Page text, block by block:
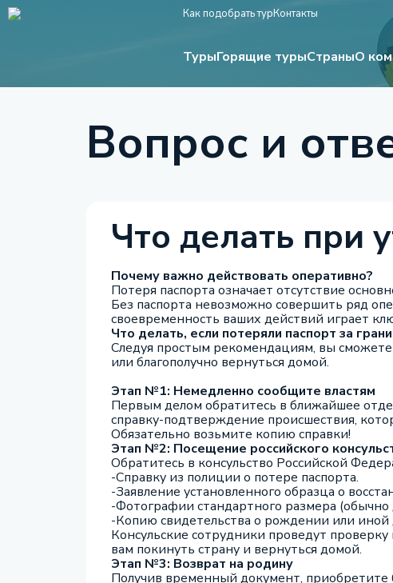
Как подобрать турКонтакты
ТурыГорящие турыСтраныО
Вопрос и
Что делать при
Почему важно действовать оперативно?
Потеря паспорта означает отсутствие
Без паспорта невозможно совершить ряд
своевременность ваших действий играет
Что делать, если потеряли паспорт за
Следуя простым рекомендациям, вы
или благополучно вернуться домой.
Этап №1: Немедленно сообщите властям
Первым делом обратитесь в ближайшее
справку-подтверждение происшествия,
Обязательно возьмите копию справки!
Этап №2: Посещение российского
Обратитесь в консульство Российской
-Справку из полиции о потере паспорта.
-Заявление установленного образца о
-Фотографии стандартного размера (обычно
-Копию свидетельства о рождении или
Консульские сотрудники проведут
вам покинуть страну и вернуться домой.
Этап №3: Возврат на родину
Получив временный документ, приобретите